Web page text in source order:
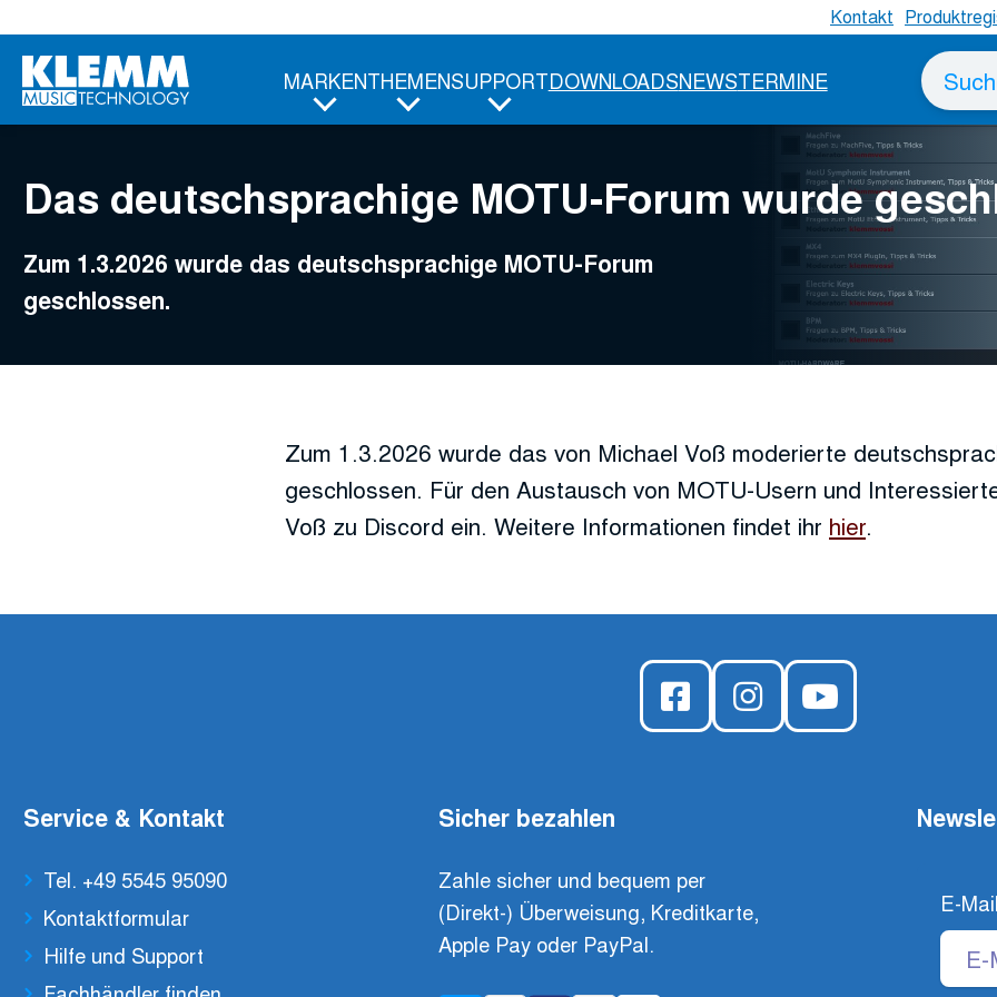
Hauptinhalt
Kontakt
MARKENTHEMENSUPPORTDOWNLOADSNEWSTERMINE
Suche
nach
Das deutschsprachige MOTU-Forum wurde
Zum 1.3.2026 wurde das deutschsprachige MOTU-Forum
geschlossen.
Zum 1.3.2026 wurde das von Michael Voß moderierte
geschlossen. Für den Austausch von MOTU-Usern und
Voß zu Discord ein. Weitere Informationen findet ihr hier.
Service & Kontakt
Tel. +49 5545 95090
Kontaktformular
Hilfe und Support
Sicher bezahlen
Zahle sicher und bequem per
(Direkt-) Überweisung, Kreditkarte,
Apple Pay oder PayPal.
E-Mail